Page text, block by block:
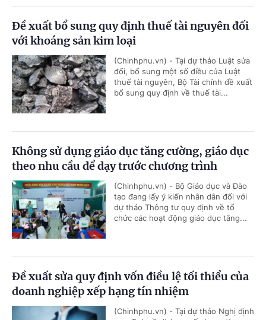
Đề xuất bổ sung quy định thuế tài nguyên đối
với khoáng sản kim loại
(Chinhphu.vn) - Tại dự thảo Luật sửa
đổi, bổ sung một số điều của Luật
thuế tài nguyên, Bộ Tài chính đề xuất
bổ sung quy định về thuế tài...
Không sử dụng giáo dục tăng cường, giáo dục
theo nhu cầu để dạy trước chương trình
(Chinhphu.vn) - Bộ Giáo dục và Đào
tạo đang lấy ý kiến nhân dân đối với
dự thảo Thông tư quy định về tổ
chức các hoạt động giáo dục tăng...
Đề xuất sửa quy định vốn điều lệ tối thiểu của
doanh nghiệp xếp hạng tín nhiệm
(Chinhphu.vn) - Tại dự thảo Nghị định